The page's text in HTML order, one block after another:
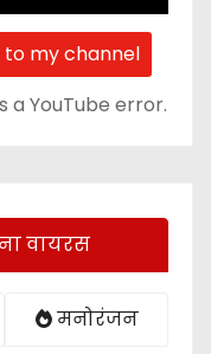
to my channel
a YouTube error.
वायरस
मनोरंजन